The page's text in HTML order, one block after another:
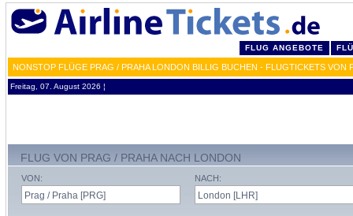
FLUG ANGEBOTE
NONSTOP FLÜGE PRAG / PRAHA LONDON BILLIG BUCHEN - FLUGTICKETS VON
Freitag, 07. August 2026 ¦
FLUG VON PRAG / PRAHA NACH LONDON
VON: NACH: